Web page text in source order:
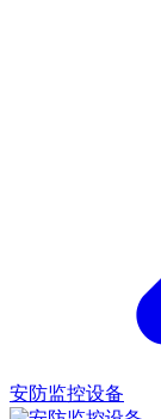
安防监控设备